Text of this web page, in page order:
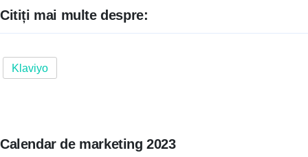
Citiți mai multe despre:
Klaviyo
Calendar de marketing 2023